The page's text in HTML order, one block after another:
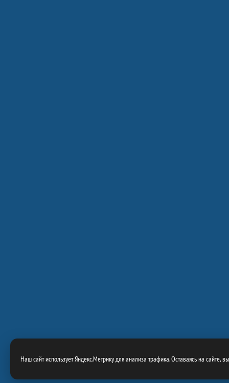
Наш сайт использует Яндекс.Метрику для анализа трафика. Оставаясь на сайте,